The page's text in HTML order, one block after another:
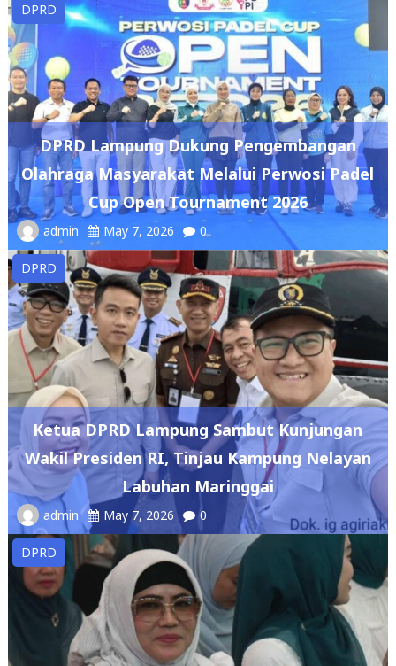
DPRD
DPRD Lampung Dukung Pengembangan
Olahraga Masyarakat Melalui Perwosi Padel
Cup Open Tournament 2026
admin May 7, 2026 0
DPRD
Ketua DPRD Lampung Sambut Kunjungan
Wakil Presiden RI, Tinjau Kampung Nelayan
Labuhan Maringgai
admin May 7, 2026 0
DPRD